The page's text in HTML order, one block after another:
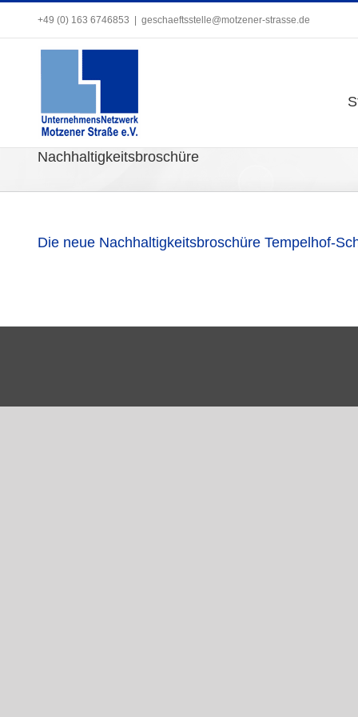
springen
+49 (0) 163 6746853 geschaeftsstelle@motzener-strasse.de
+49 (0) 163 6746853 geschaeftsstelle@motzener-strasse.de
Nachhaltigkeitsbroschüre
Die neue Nachhaltigkeitsbroschüre Tempelhof-